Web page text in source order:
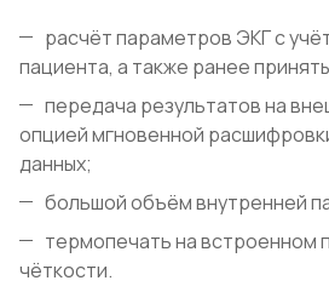
расчёт параметров ЭКГ с
пациента, а также ранее
передача результатов на
опцией мгновенной
данных;
большой объём внутренней
термопечать на встроенном
чёткости.